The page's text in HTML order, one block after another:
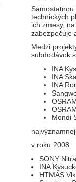
technických
ich zmesy,
zabezpečuje
Medzi
subdodávok
INA
INA
INA
Mondi
v roku 2008:
SONY Nitra
INA
HTMAS